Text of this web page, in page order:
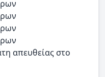
απευθείας στο